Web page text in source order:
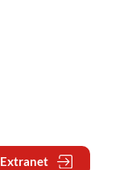
Extranet